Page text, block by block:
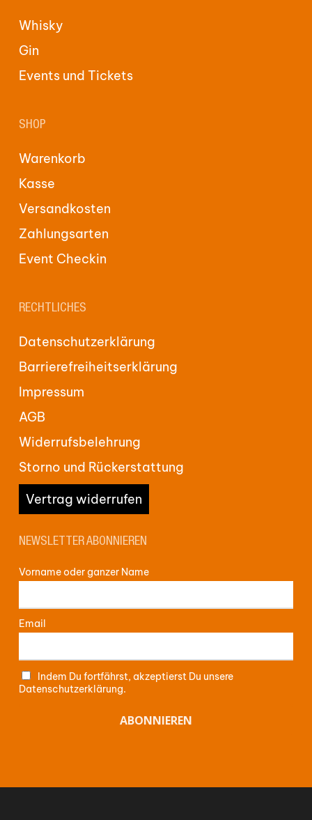
Whisky
Gin
Events und Tickets
SHOP
Warenkorb
Kasse
Versandkosten
Zahlungsarten
Event Checkin
RECHTLICHES
Datenschutzerklärung
Barrierefreiheitserklärung
Impressum
AGB
Widerrufsbelehrung
Storno und Rückerstattung
Vertrag widerrufen
NEWSLETTER ABONNIEREN
Vorname oder ganzer Name
Email
Indem Du fortfährst, akzeptierst Du unsere
Datenschutzerklärung.